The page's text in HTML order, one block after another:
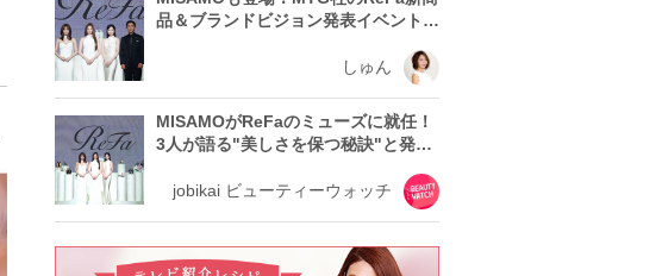
品＆ブランドビジョン発表イベントレ
しゅん
MISAMOがReFaのミューズに就任！
3人が語る"美しさを保つ秘訣"と発表
jobikai ビューティーウォッチ